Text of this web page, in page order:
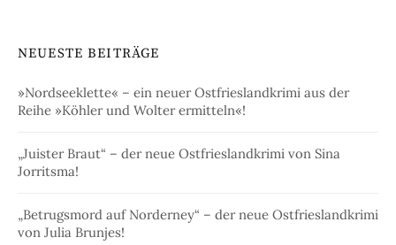
NEUESTE BEITRÄGE
»Nordseeklette« – ein neuer Ostfrieslandkrimi aus der
Reihe »Köhler und Wolter ermitteln«!
„Juister Braut“ – der neue Ostfrieslandkrimi von Sina
Jorritsma!
„Betrugsmord auf Norderney“ – der neue Ostfrieslandkrimi
von Julia Brunjes!